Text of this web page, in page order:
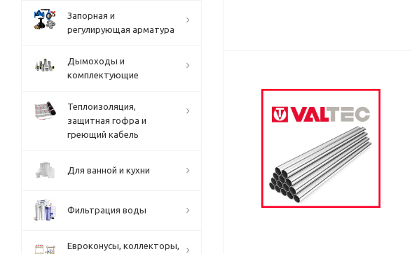
Запорная и
регулирующая арматура
Дымоходы и
комплектующие
Теплоизоляция,
защитная гофра и
греющий кабель
Для ванной и кухни
Фильтрация воды
Евроконусы, коллекторы,